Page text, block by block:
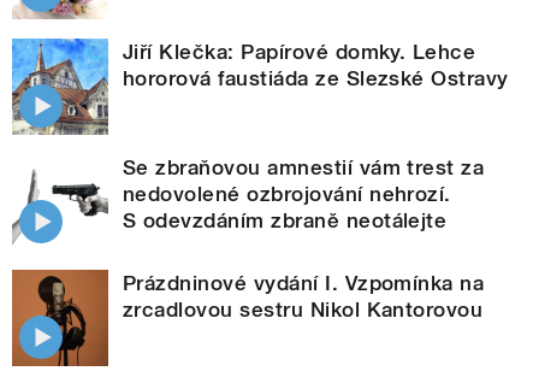
Jiří Klečka: Papírové domky. Lehce
hororová faustiáda ze Slezské Ostravy
Se zbraňovou amnestií vám trest za
nedovolené ozbrojování nehrozí.
S odevzdáním zbraně neotálejte
Prázdninové vydání I. Vzpomínka na
zrcadlovou sestru Nikol Kantorovou